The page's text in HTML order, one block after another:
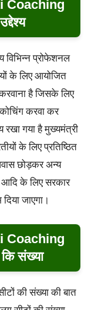
Coaching
विभिन्न प्रोफेशनल
के लिए आयोजित
करवाना है जिसके लिए
करवा कर
रखा गया है मुख्यमंत्री
के लिए प्रतिष्ठित
छोड़कर अन्य
के लिए सरकार
जाएगा।
Coaching
संख्या
की संख्या की बात